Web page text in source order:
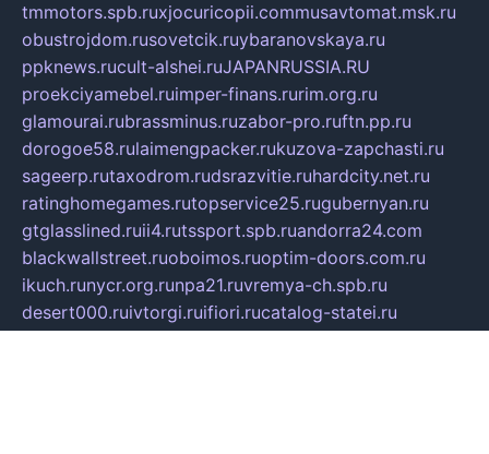
tmmotors.spb.ruxjocuricopii.commusavtomat.msk.ru
obustrojdom.rusovetcik.ruybaranovskaya.ru
ppknews.rucult-alshei.ruJAPANRUSSIA.RU
proekciyamebel.ruimper-finans.rurim.org.ru
glamourai.rubrassminus.ruzabor-pro.ruftn.pp.ru
dorogoe58.rulaimengpacker.rukuzova-zapchasti.ru
sageerp.rutaxodrom.rudsrazvitie.ruhardcity.net.ru
ratinghomegames.rutopservice25.rugubernyan.ru
gtglasslined.ruii4.rutssport.spb.ruandorra24.com
blackwallstreet.ruoboimos.ruoptim-doors.com.ru
ikuch.runycr.org.runpa21.ruvremya-ch.spb.ru
desert000.ruivtorgi.ruifiori.rucatalog-statei.ru